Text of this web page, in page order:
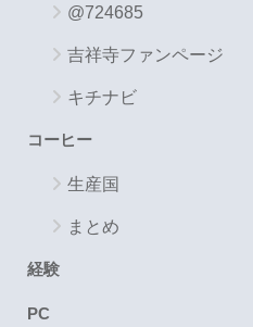
@724685
吉祥寺ファンページ
キチナビ
コーヒー
生産国
まとめ
経験
PC